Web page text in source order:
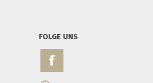
FOLGE UNS